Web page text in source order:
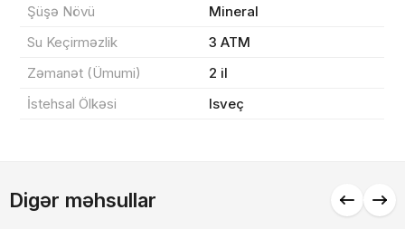
Şüşə Növü
Mineral
Su Keçirməzlik
3 ATM
Zəmanət (Ümumi)
2 il
İstehsal Ölkəsi
Isveç
Digər məhsullar
Alış-verişə davam et